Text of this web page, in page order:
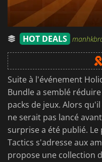
HOT DEALS
Suite à l'événement
Bundle a semblé
packs de jeux. Alors
ne serait pas lancé
surprise a été publié. Le
Tactics s'adresse aux
propose une collection